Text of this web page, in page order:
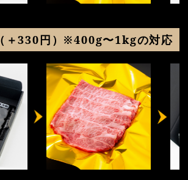
（＋330円）※400g〜1kgの対応